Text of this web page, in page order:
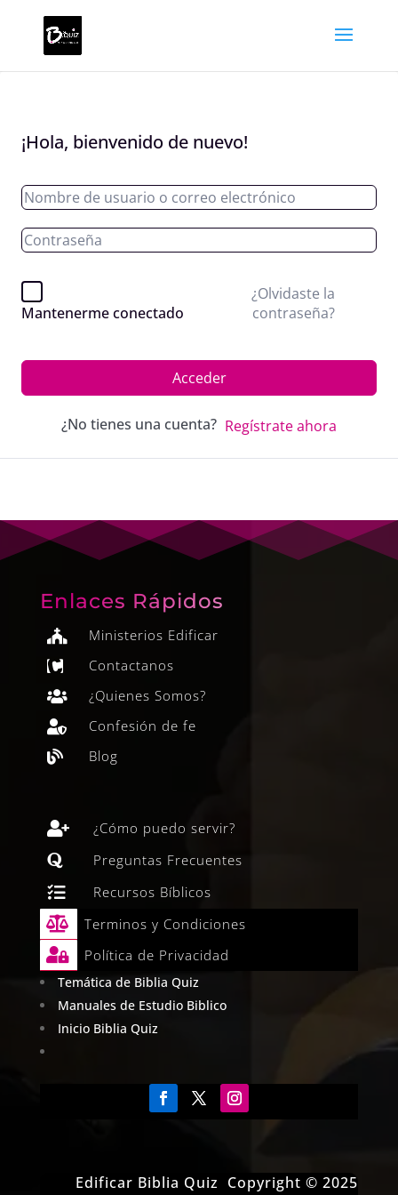
¡Hola, bienvenido de nuevo!
Mantenerme conectado
¿Olvidaste la
contraseña?
Acceder
¿No tienes una cuenta? Regístrate ahora
Enlaces Rápidos
 Ministerios Edificar
 Contactanos
 ¿Quienes Somos?
 Confesión de fe
 Blog
 ¿Cómo puedo servir?
 Preguntas Frecuentes
 Recursos Bíblicos
 Terminos y Condiciones
 Política de Privacidad
Temática de Biblia Quiz
Manuales de Estudio Biblico
Inicio Biblia Quiz
Edificar Biblia Quiz Copyright © 2025